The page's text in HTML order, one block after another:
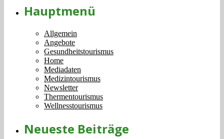
Hauptmenü
Allgemein
Angebote
Gesundheitstourismus
Home
Mediadaten
Medizintourismus
Newsletter
Thermentourismus
Wellnesstourismus
Neueste Beiträge